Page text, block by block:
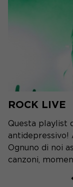
ROCK LIVE
Questa playlist
Ognuno di noi
canzoni,